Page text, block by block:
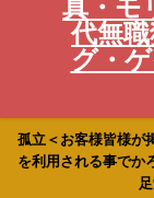
真・モ
代無
グ・
孤立＜お客様皆様が
を利用される事でか